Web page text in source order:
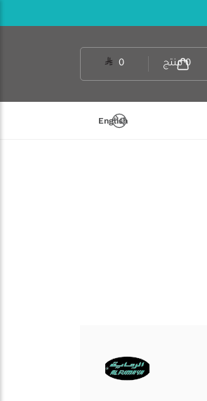
0 منتج 0
English